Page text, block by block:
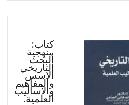
كتاب:
منهجية
البحث
التاريخي
الأسس
والمفاهيم
والأساليب
العلمية.